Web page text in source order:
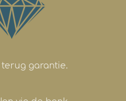
terug garantie.